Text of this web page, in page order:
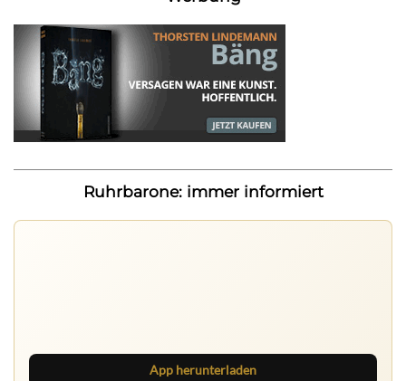
Ruhrbarone: immer informiert
App herunterladen